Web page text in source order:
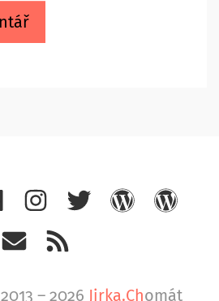
– 2026 Jirka.Chomát